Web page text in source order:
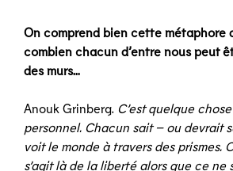
On comprend bien cette métaphore
combien chacun d’entre nous peut
des murs…
Anouk Grinberg. C’est quelque
personnel. Chacun sait – ou devrait
voit le monde à travers des prismes.
s’agit là de la liberté alors que ce ne